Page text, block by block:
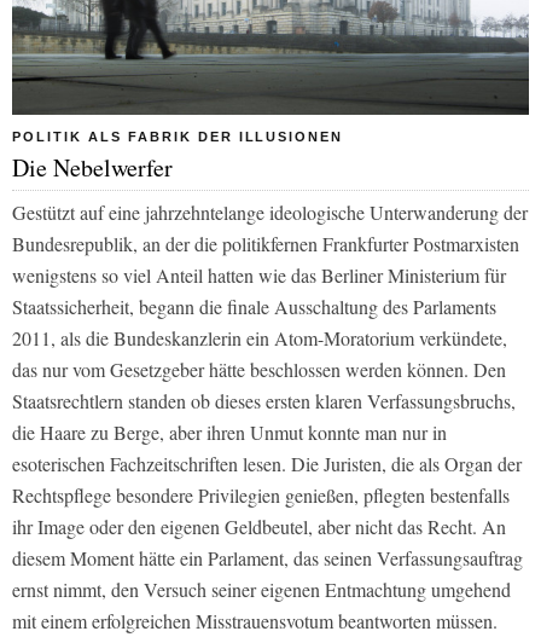
POLITIK ALS FABRIK DER ILLUSIONEN
Die Nebelwerfer
Gestützt auf eine jahrzehntelange ideologische Unterwanderung der
Bundesrepublik, an der die politikfernen Frankfurter Postmarxisten
wenigstens so viel Anteil hatten wie das Berliner Ministerium für
Staatssicherheit, begann die finale Ausschaltung des Parlaments
2011, als die Bundeskanzlerin ein Atom-Moratorium verkündete,
das nur vom Gesetzgeber hätte beschlossen werden können. Den
Staatsrechtlern standen ob dieses ersten klaren Verfassungsbruchs,
die Haare zu Berge, aber ihren Unmut konnte man nur in
esoterischen Fachzeitschriften lesen. Die Juristen, die als Organ der
Rechtspflege besondere Privilegien genießen, pflegten bestenfalls
ihr Image oder den eigenen Geldbeutel, aber nicht das Recht. An
diesem Moment hätte ein Parlament, das seinen Verfassungsauftrag
ernst nimmt, den Versuch seiner eigenen Entmachtung umgehend
mit einem erfolgreichen Misstrauensvotum beantworten müssen.